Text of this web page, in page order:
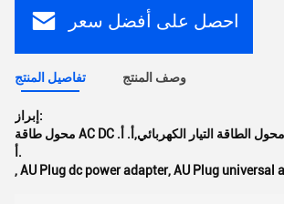
احصل على أفضل سعر
تفاصيل المنتج وصف المنتج
إبراز:
محول طاقة AC DC عالمي خفيف الوزن,محول الطاقة التيار الكهربائي,أ. أ.
أ.
,AU Plug dc power adapter,AU Plug universal